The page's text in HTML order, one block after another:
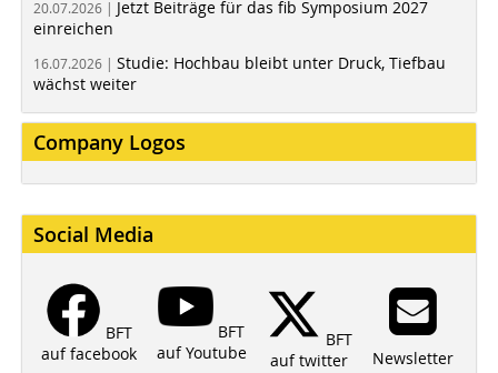
20.07.2026 | Jetzt Beiträge für das fib Symposium 2027
einreichen
16.07.2026 | Studie: Hochbau bleibt unter Druck, Tiefbau
wächst weiter
Company Logos
Social Media
BFT
auf facebook
BFT
auf Youtube
BFT
auf twitter
Newsletter